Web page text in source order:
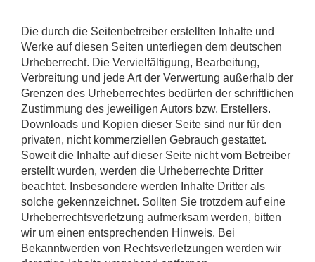
Die durch die Seitenbetreiber erstellten Inhalte und
Werke auf diesen Seiten unterliegen dem deutschen
Urheberrecht. Die Vervielfältigung, Bearbeitung,
Verbreitung und jede Art der Verwertung außerhalb der
Grenzen des Urheberrechtes bedürfen der schriftlichen
Zustimmung des jeweiligen Autors bzw. Erstellers.
Downloads und Kopien dieser Seite sind nur für den
privaten, nicht kommerziellen Gebrauch gestattet.
Soweit die Inhalte auf dieser Seite nicht vom Betreiber
erstellt wurden, werden die Urheberrechte Dritter
beachtet. Insbesondere werden Inhalte Dritter als
solche gekennzeichnet. Sollten Sie trotzdem auf eine
Urheberrechtsverletzung aufmerksam werden, bitten
wir um einen entsprechenden Hinweis. Bei
Bekanntwerden von Rechtsverletzungen werden wir